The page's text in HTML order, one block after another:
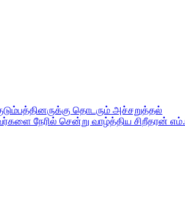
தொடரும் அச்சறுத்தல்
நேரில் சென்று வாழ்த்திய சிறீதரன்